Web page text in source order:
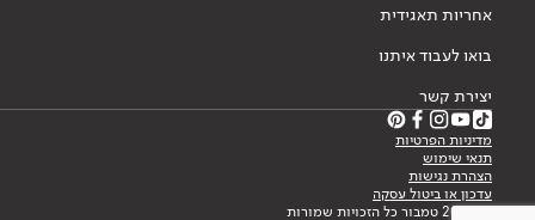
אחריות תאגידית
בואו לעבוד איתנו
יצירת קשר
מדיניות הפרטיות
תנאי שימוש
הצהרת נגישות
עדכון או ביטול עסקה
© 2026 טמבור כל הזכויות שמורות